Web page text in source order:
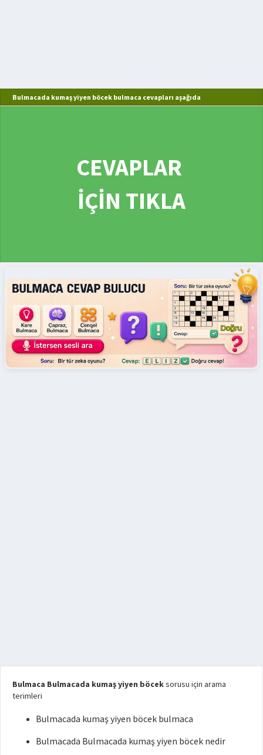
Bulmacada kumaş yiyen böcek bulmaca cevapları aşağıda
CEVAPLAR
İÇİN TIKLA
Bulmaca Bulmacada kumaş yiyen böceksorusu için arama
terimleri
Bulmacada kumaş yiyen böcek bulmaca
Bulmacada Bulmacada kumaş yiyen böcek nedir